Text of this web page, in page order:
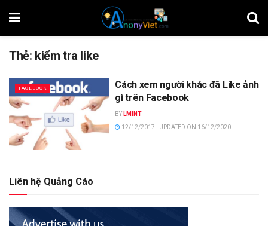
Thẻ: kiểm tra like
FACEBOOK
Cách xem người khác đã Like ảnh
gì trên Facebook
BY LMINT
12/12/2017 - UPDATED ON 16/12/2020
Liên hệ Quảng Cáo